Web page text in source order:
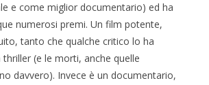
e come miglior documentario) ed ha
numerosi premi. Un film potente,
tanto che qualche critico lo ha
(e le morti, anche quelle
davvero). Invece è un documentario,